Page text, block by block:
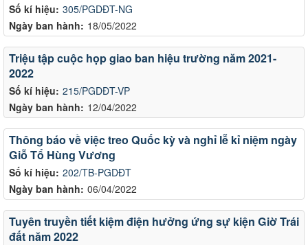
Số kí hiệu: 305/PGDĐT-NG
Ngày ban hành: 18/05/2022
Số kí hiệu: 215/PGDĐT-VP
Ngày ban hành: 12/04/2022
Triệu tập cuộc họp giao ban hiệu trường năm 2021-
2022
Số kí hiệu: 202/TB-PGDĐT
Ngày ban hành: 06/04/2022
Thông báo về việc treo Quốc kỳ và nghỉ lễ kỉ niệm ngày
Giỗ Tổ Hùng Vương
Tuyên truyền tiết kiệm điện hưởng ứng sự kiện Giờ Trái
đất năm 2022